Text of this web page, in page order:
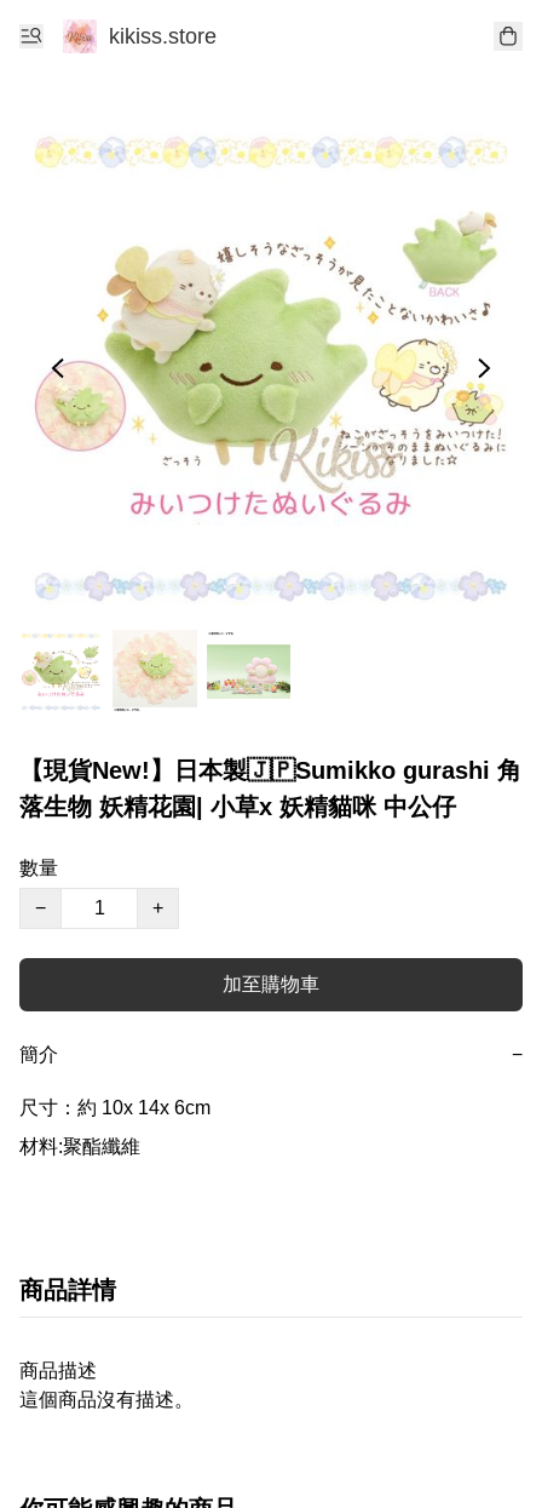
kikiss.store
【現貨New!】日本製🇯🇵Sumikko gurashi 角
落生物 妖精花園| 小草x 妖精貓咪 中公仔
數量
−
+
加至購物車
簡介 −
尺寸：約 10x 14x 6cm
材料:聚酯纖維
商品詳情
商品描述
這個商品沒有描述。